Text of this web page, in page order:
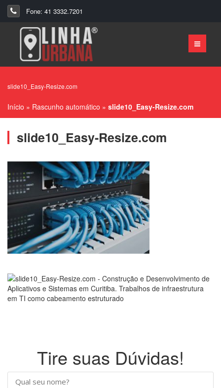
Fone: 41 3332.7201
slide10_Easy-Resize.com
Início » Rascunho automático » slide10_Easy-Resize.com
slide10_Easy-Resize.com
Tire suas Dúvidas!